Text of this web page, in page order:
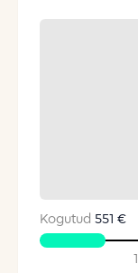
Kogutud 551 €